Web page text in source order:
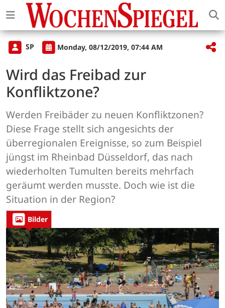
SP Monday, 08/12/2019, 07:44 AM
Wird das Freibad zur
Konfliktzone?
Werden Freibäder zu neuen Konfliktzonen?
Diese Frage stellt sich angesichts der
überregionalen Ereignisse, so zum Beispiel
jüngst im Rheinbad Düsseldorf, das nach
wiederholten Tumulten bereits mehrfach
geräumt werden musste. Doch wie ist die
Situation in der Region?
Bilder